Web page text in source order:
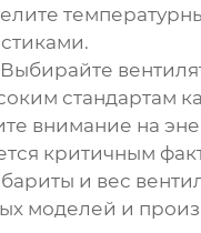
Выбирайте
стандартам
внимание на
критичным
и вес
моделей и